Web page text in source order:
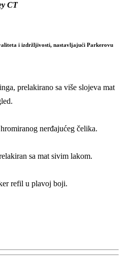
CT
i izdržljivosti, nastavljajući Parkerovu
prelakirano sa više slojeva mat
nerđajućeg čelika.
sa mat sivim lakom.
refil u plavoj boji.